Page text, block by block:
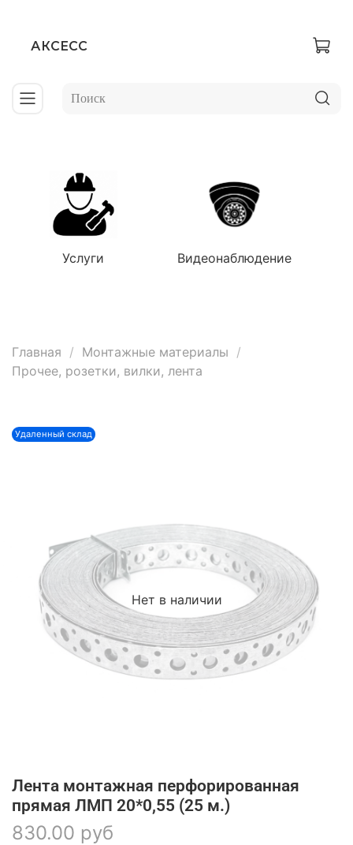
АКСЕСС
Услуги Видеонаблюдение
Главная
Монтажные материалы
Прочее, розетки, вилки, лента
Нет в наличии
Удаленный склад
Лента монтажная перфорированная
прямая ЛМП 20*0,55 (25 м.)
830.00 руб